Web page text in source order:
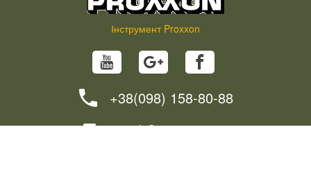
Інструмент Proxxon
+38(098) 158-80-88
info@proxxon.in.ua